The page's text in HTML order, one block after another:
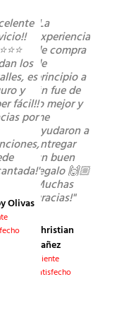
los
es
y
fácil!!
por
Olivas
"La
experiencia
de compra
de
principio a
fin fue de
lo mejor y
me
ayudaron a
entregar
un buen
regalo 🙌🏼
Muchas
gracias!"
Christian
Yañez
Cliente
satisfecho